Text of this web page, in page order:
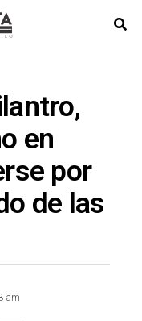
en
por
de las
am